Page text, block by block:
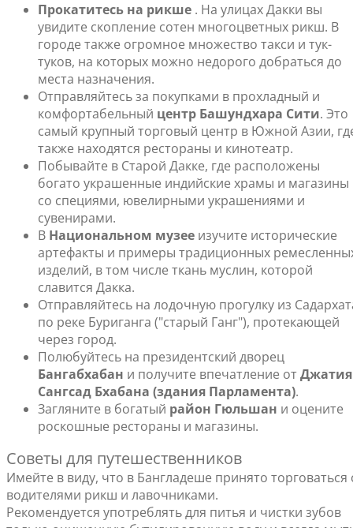
Прокатитесь на рикше . На улицах Дакки вы
увидите скопление сотен многоцветных рикш. В
городе также огромное множество такси и тук-
туков, на которых можно недорого добраться до
места назначения.
Отправляйтесь за покупками в прохладный и
комфортабельный центр Башундхара Сити. Это
самый крупный торговый центр в Южной Азии,
также находятся рестораны и кинотеатр.
Побывайте в Старой Дакке, где расположены
богато украшенные индийские храмы и магазины
со специями, ювелирными украшениями и
сувенирами.
В Национальном музее изучите исторические
артефакты и примеры традиционных
изделий, в том числе ткань муслин, которой
славится Дакка.
Отправляйтесь на лодочную прогулку из
по реке Буриганга ("старый Ганг"), протекающей
через город.
Полюбуйтесь на президентский дворец
Бангабхабан и получите впечатление отДжатия
Сангсад Бхабана (здания Парламента).
Загляните в богатый район Гюльшан и оцените
роскошные рестораны и магазины.
Советы для путешественников
Имейте в виду, что в Бангладеше принято торговаться
водителями рикш и лавочниками.
Рекомендуется употреблять для питья и чистки зубов